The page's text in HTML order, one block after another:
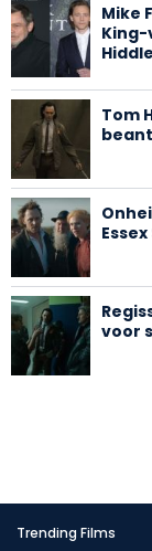
Mike
King-
Tom
voor
Trending Films